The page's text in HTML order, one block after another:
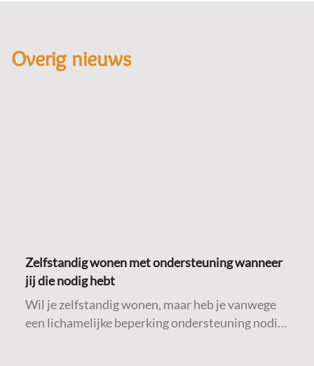
Overig nieuws
Zelfstandig wonen met ondersteuning wanneer
jij die nodig hebt
Wil je zelfstandig wonen, maar heb je vanwege
een lichamelijke beperking ondersteuning nodig